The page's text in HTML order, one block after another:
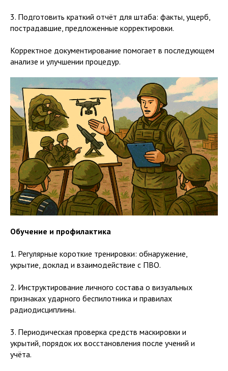
3. Подготовить краткий отчёт для штаба: факты, ущерб,
пострадавшие, предложенные корректировки.
Корректное документирование помогает в последующем
анализе и улучшении процедур.
Обучение и профилактика
1. Регулярные короткие тренировки: обнаружение,
укрытие, доклад и взаимодействие с ПВО.
2. Инструктирование личного состава о визуальных
признаках ударного беспилотника и правилах
радиодисциплины.
3. Периодическая проверка средств маскировки и
укрытий, порядок их восстановления после учений и
учёта.